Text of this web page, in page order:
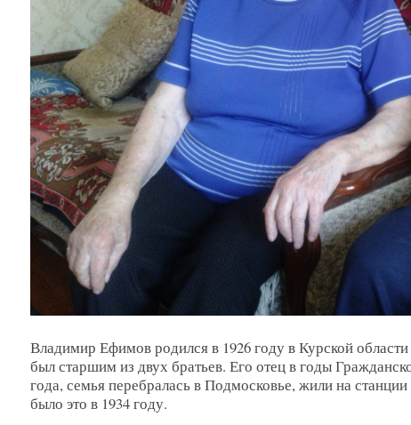
Владимир Ефимов родился в 1926 году в Курской
был старшим из двух братьев. Его отец в годы
года, семья перебралась в Подмосковье, жили на
было это в 1934 году.